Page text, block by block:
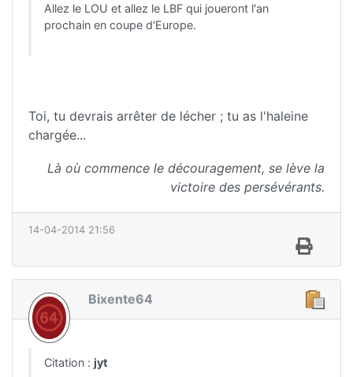
Allez le LOU et allez le LBF qui joueront l'an
prochain en coupe d'Europe.
Toi, tu devrais arrêter de lécher ; tu as l'haleine
chargée...
Là où commence le découragement, se lève la
victoire des persévérants.
14-04-2014 21:56
Bixente64
Citation : jyt